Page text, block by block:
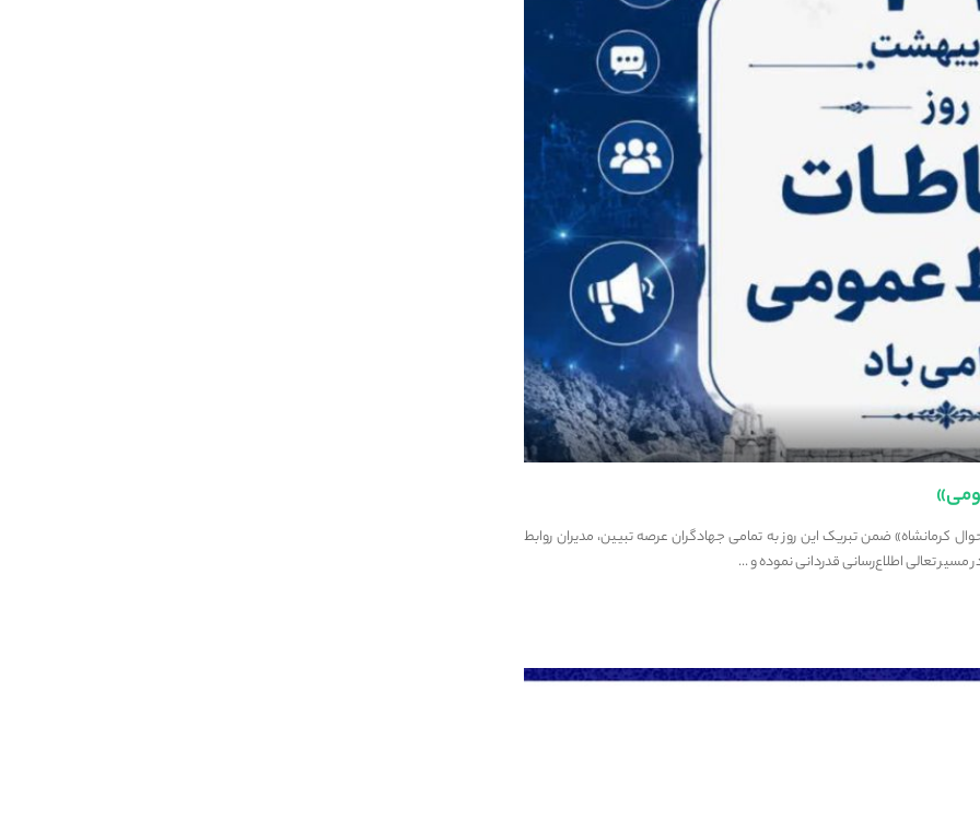
کرمانشاه» ضمن تبریک این روز به تمامی جهادگران عرصه تبیین، مدیران روابط
مسیر تعالی اطلاع‌رسانی قدردانی نموده و...